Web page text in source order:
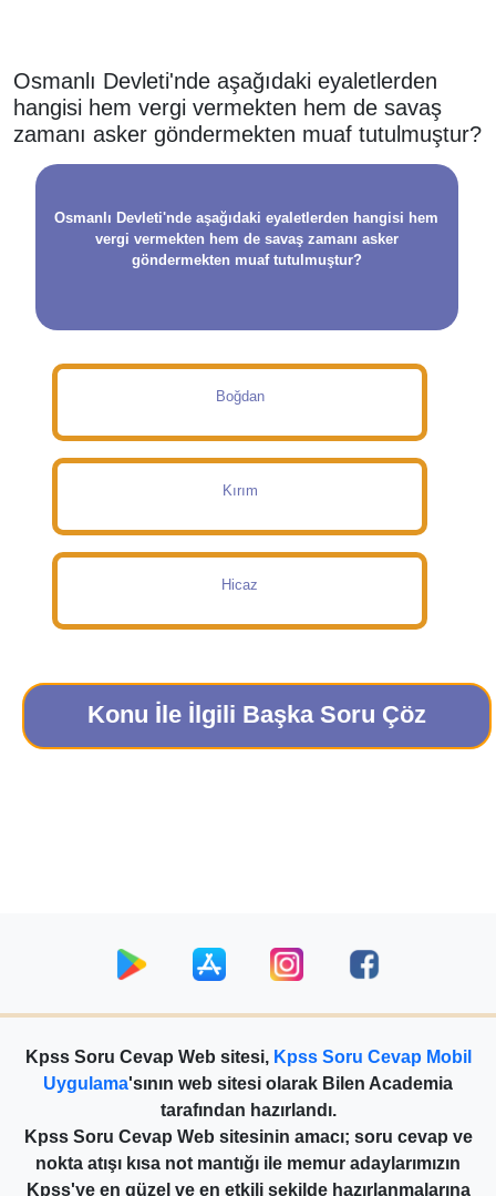
Osmanlı Devleti'nde aşağıdaki eyaletlerden
hangisi hem vergi vermekten hem de savaş
zamanı asker göndermekten muaf tutulmuştur?
Osmanlı Devleti'nde aşağıdaki eyaletlerden hangisi hem
vergi vermekten hem de savaş zamanı asker
göndermekten muaf tutulmuştur?
Boğdan
Kırım
Hicaz
Konu İle İlgili Başka Soru Çöz
Kpss Soru Cevap Web sitesi, Kpss Soru Cevap Mobil
Uygulama'sının web sitesi olarak Bilen Academia
tarafından hazırlandı.
Kpss Soru Cevap Web sitesinin amacı; soru cevap ve
nokta atışı kısa not mantığı ile memur adaylarımızın
Kpss'ye en güzel ve en etkili şekilde hazırlanmalarına